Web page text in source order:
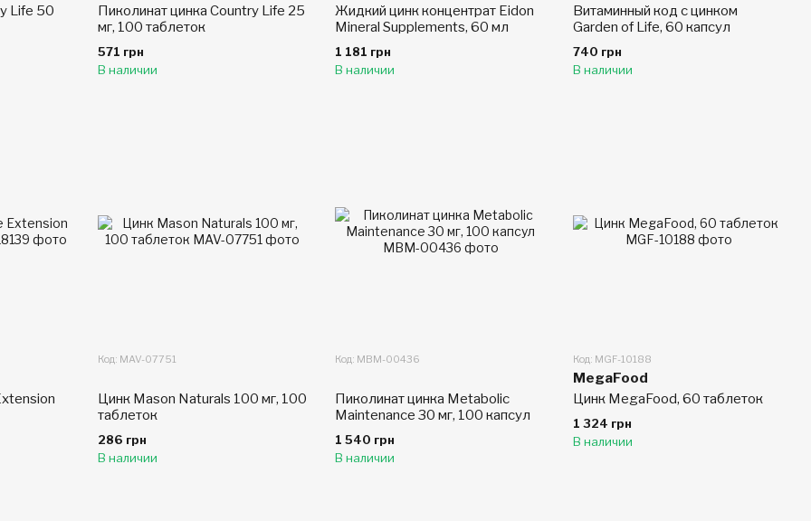
Life 50
Пиколинат цинка Country Life 25
мг, 100 таблеток
571 грн
В наличии
Жидкий цинк концентрат Eidon
Mineral Supplements, 60 мл
1 181 грн
В наличии
Витаминный код с цинком
Garden of Life, 60 капсул
740 грн
В наличии
Код: MAV-07751
Цинк Mason Naturals 100 мг, 100
таблеток
286 грн
В наличии
Код: MBM-00436
Пиколинат цинка Metabolic
Maintenance 30 мг, 100 капсул
1 540 грн
В наличии
Код: MGF-10188
MegaFood
Цинк MegaFood, 60 таблеток
1 324 грн
В наличии